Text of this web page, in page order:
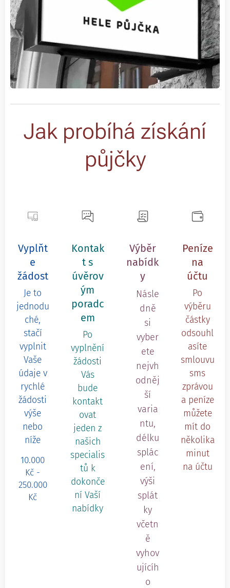
Jak probíhá získání
půjčky
Vyplňt
e
žádost
Je to
jednodu
ché,
stačí
vyplnit
Vaše
údaje v
rychlé
žádosti
výše
nebo
níže
10.000
Kč -
250.000
Kč
Kontak
t s
úvěrov
ým
poradc
em
Po
vyplnění
žádosti
Vás
bude
kontakt
ovat
jeden z
našich
specialis
tů k
dokonče
ní Vaší
nabídky
Výběr
nabídk
y
Násle
dně
si
vyber
ete
nejvh
odněj
ší
varia
ntu,
délku
splác
ení,
výši
splát
ky
včetn
ě
vyhov
ujícíh
o
Peníze
na
účtu
Po
výběru
částky
odsouhl
asíte
smlouvu
sms
zprávou
a peníze
můžete
mít do
několika
minut
na účtu